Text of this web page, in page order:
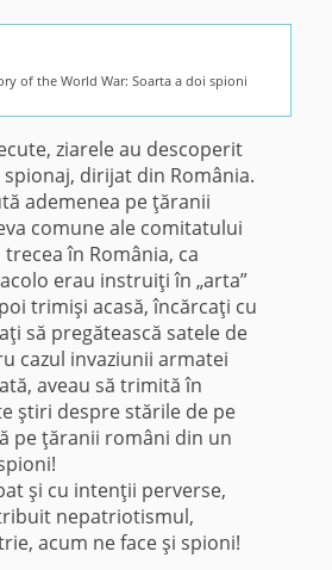
of the World War: Soarta a doi spioni
ziarele au descoperit
dirijat din România.
ademenea pe ţăranii
comune ale comitatului
în România, ca
erau instruiţi în „arta”
trimişi acasă, încărcaţi cu
să pregătească satele de
cazul invaziunii arma­tei
aveau să tri­mită în
ştiri despre stările de pe
pe ţăranii români din un
şi cu intenţii perverse,
nepatriotismul,
acum ne face şi spioni!